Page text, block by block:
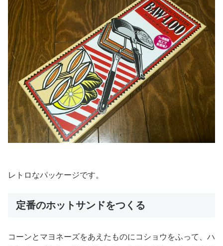
レトロなパッケージです。
定番のホットサンドをつくる
コーンとマヨネーズをあえたものにコショウをふって、ハ